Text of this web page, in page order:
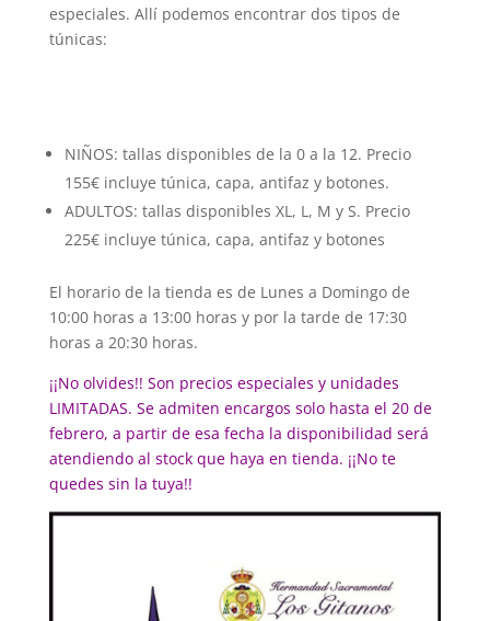
especiales. Allí podemos encontrar dos tipos de
túnicas:
NIÑOS: tallas disponibles de la 0 a la 12. Precio
155€ incluye túnica, capa, antifaz y botones.
ADULTOS: tallas disponibles XL, L, M y S. Precio
225€ incluye túnica, capa, antifaz y botones
El horario de la tienda es de Lunes a Domingo de
10:00 horas a 13:00 horas y por la tarde de 17:30
horas a 20:30 horas.
¡¡No olvides!! Son precios especiales y unidades
LIMITADAS. Se admiten encargos solo hasta el 20 de
febrero, a partir de esa fecha la disponibilidad será
atendiendo al stock que haya en tienda. ¡¡No te
quedes sin la tuya!!